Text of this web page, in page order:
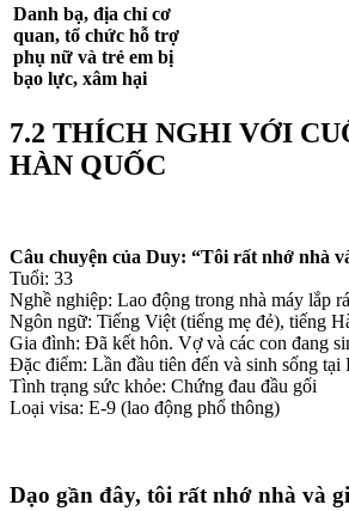
Danh bạ, địa chỉ cơ
quan, tổ chức hỗ trợ
phụ nữ và trẻ em bị
bạo lực, xâm hại
7.2 THÍCH NGHI VỚI
HÀN QUỐC
Câu chuyện của Duy: “Tôi rất nhớ nhà
Tuổi: 33
Nghề nghiệp: Lao động trong nhà máy lắp
Ngôn ngữ: Tiếng Việt (tiếng mẹ đẻ), tiếng
Gia đình: Đã kết hôn. Vợ và các con đang
Đặc điểm: Lần đầu tiên đến và sinh sống tại
Tình trạng sức khỏe: Chứng đau đầu gối
Loại visa: E-9 (lao động phổ thông)
Dạo gần đây, tôi rất nhớ nhà và